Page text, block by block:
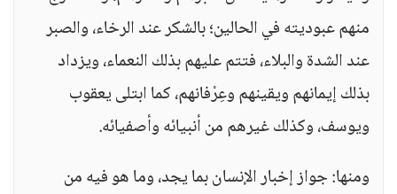
منهم عبوديته في الحالين؛ بالشكر عند الرخاء، والصبر
عند الشدة والبلاء، فتتم عليهم بذلك النعماء، ويزداد
بذلك إيمانهم ويقينهم وعِرْفانهم، كما ابتلى يعقوب
ويوسف، وكذلك غيرهم من أنبيائه وأصفيائه.
ومنها: جواز إخبار الإنسان بما يجد، وما هو فيه من